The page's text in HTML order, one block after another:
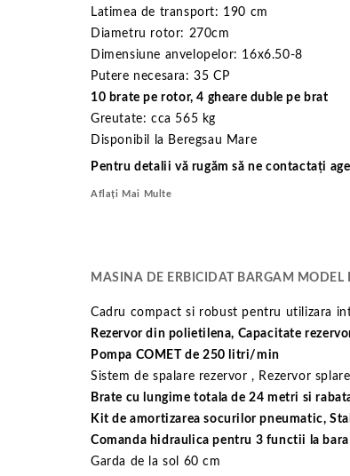
Latimea de transport: 190 cm
Diametru rotor: 270cm
Dimensiune anvelopelor: 16x6.50-8
Putere necesara: 35 CP
10 brate pe rotor, 4 gheare duble pe brat
Greutate: cca 565 kg
Disponibil la Beregsau Mare
Pentru detalii vă rugăm să ne contactați
Aflați Mai Multe
MASINA DE ERBICIDAT BARGAM MODEL
Cadru compact si robust pentru utilizara
Rezervor din polietilena, Capacitate
Pompa COMET de 250 litri/min
Sistem de spalare rezervor , Rezervor
Brate cu lungime totala de 24 metri si
Kit de amortizarea socurilor pneumatic,
Comanda hidraulica pentru 3 functii la
Garda de la sol 60 cm